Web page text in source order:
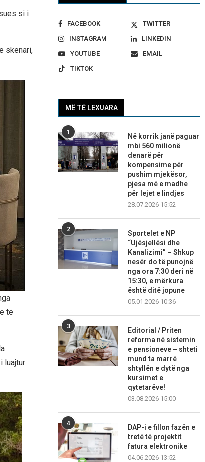
si i
skenari,
të
luajtur
FACEBOOK
TWITTER
INSTAGRAM
LINKEDIN
YOUTUBE
EMAIL
TIKTOK
MË TË LEXUARA
1
Në korrik janë paguar
mbi 560 milionë
denarë për
kompensime për
pushim mjekësor,
pjesa më e madhe
për lejet e lindjes
28.07.2026 15:52
2
Sportelet e NP
“Ujësjellësi dhe
Kanalizimi” – Shkup
nesër do të punojnë
nga ora 7:30 deri në
15:30, e mërkura
është ditë jopune
05.01.2026 10:36
3
Editorial / Priten
reforma në sistemin
e pensioneve – shteti
mund ta marrë
shtyllën e dytë nga
kursimet e
qytetarëve!
03.08.2026 15:00
4
DAP-i e fillon fazën e
tretë të projektit
fatura elektronike
04.06.2026 13:52